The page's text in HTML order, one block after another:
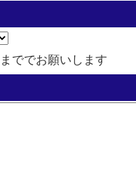
ででお願いします